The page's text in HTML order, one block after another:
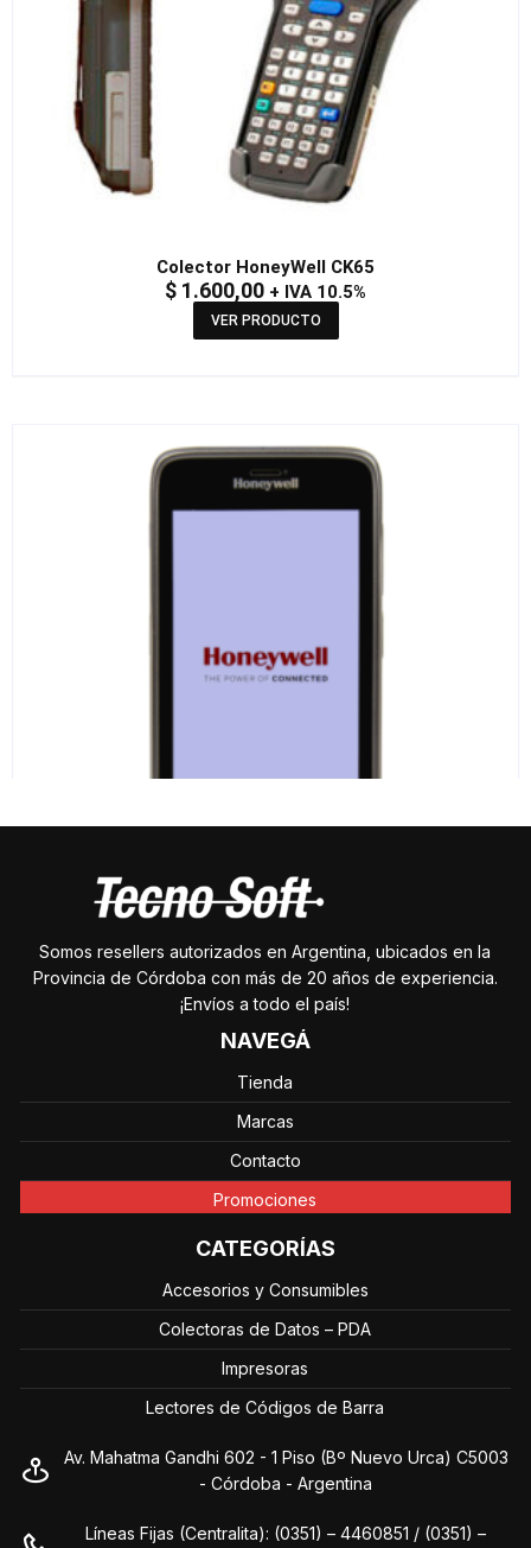
Colector HoneyWell CK65
$ 1.600,00 + IVA 10.5%
VER PRODUCTO
Colector HoneyWell EDA51
VER PRODUCTO
Somos resellers autorizados en Argentina, ubicados en la
Provincia de Córdoba con más de 20 años de experiencia.
¡Envíos a todo el país!
NAVEGÁ
Tienda
Marcas
Contacto
Promociones
CATEGORÍAS
Accesorios y Consumibles
Colectoras de Datos – PDA
Impresoras
Lectores de Códigos de Barra
Av. Mahatma Gandhi 602 - 1 Piso (Bº Nuevo Urca) C5003
- Córdoba - Argentina
Líneas Fijas (Centralita): (0351) – 4460851 / (0351) –